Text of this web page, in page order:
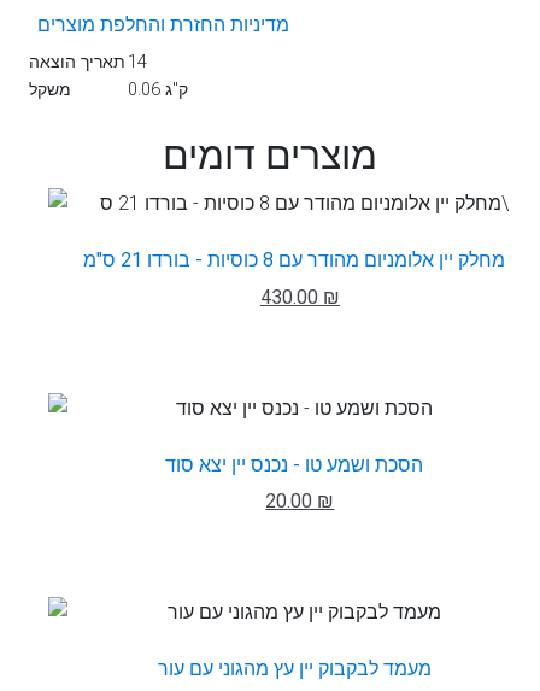
מדיניות החזרת והחלפת מוצרים
תאריך הוצאה 14
משקל
0.06 ק"ג
מוצרים דומים
מחלק יין אלומניום מהודר עם 8 כוסיות - בורדו 21 ס"מ
430.00 ₪
הסכת ושמע טו - נכנס יין יצא סוד
20.00 ₪
מעמד לבקבוק יין עץ מהגוני עם עור